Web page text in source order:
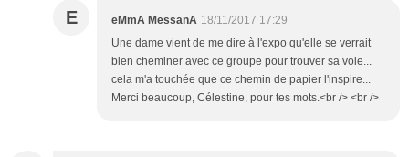
E eMmA MessanA 18/11/2017 17:29
Une dame vient de me dire à l'expo qu'elle se verrait
bien cheminer avec ce groupe pour trouver sa voie...
cela m'a touchée que ce chemin de papier l'inspire...
Merci beaucoup, Célestine, pour tes mots.<br /> <br />